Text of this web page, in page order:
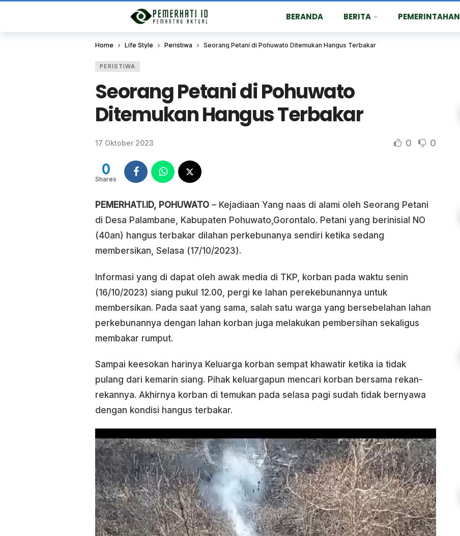
BERANDA BERITA PEMERINTAHAN
Home Life Style Peristiwa Seorang Petani di Pohuwato Ditemukan Hangus Terbakar
PERISTIWA
Seorang Petani di Pohuwato
Ditemukan Hangus Terbakar
17 Oktober 2023 0 0
0
Shares
PEMERHATI.ID, POHUWATO – Kejadiaan Yang naas di alami oleh Seorang Petani
di Desa Palambane, Kabupaten Pohuwato,Gorontalo. Petani yang berinisial NO
(40an) hangus terbakar dilahan perkebunanya sendiri ketika sedang
membersikan, Selasa (17/10/2023).
Informasi yang di dapat oleh awak media di TKP, korban pada waktu senin
(16/10/2023) siang pukul 12.00, pergi ke lahan perekebunannya untuk
membersikan. Pada saat yang sama, salah satu warga yang bersebelahan lahan
perkebunannya dengan lahan korban juga melakukan pembersihan sekaligus
membakar rumput.
Sampai keesokan harinya Keluarga korban sempat khawatir ketika ia tidak
pulang dari kemarin siang. Pihak keluargapun mencari korban bersama rekan-
rekannya. Akhirnya korban di temukan pada selasa pagi sudah tidak bernyawa
dengan kondisi hangus terbakar.